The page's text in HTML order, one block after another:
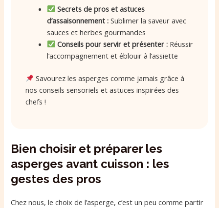
Secrets de pros et astuces
d’assaisonnement : Sublimer la saveur avec
sauces et herbes gourmandes
Conseils pour servir et présenter :Réussir
l’accompagnement et éblouir à l’assiette
Savourez les asperges comme jamais grâce à
nos conseils sensoriels et astuces inspirées des
chefs !
Bien choisir et préparer les
asperges avant cuisson : les
gestes des pros
Chez nous, le choix de l’asperge, c’est un peu comme partir